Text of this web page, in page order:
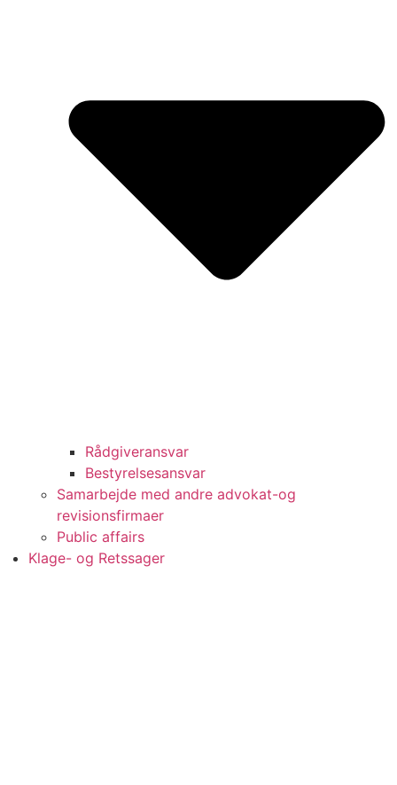
Rådgiveransvar
Bestyrelsesansvar
Samarbejde med andre advokat-og
revisionsfirmaer
Public affairs
Klage- og Retssager